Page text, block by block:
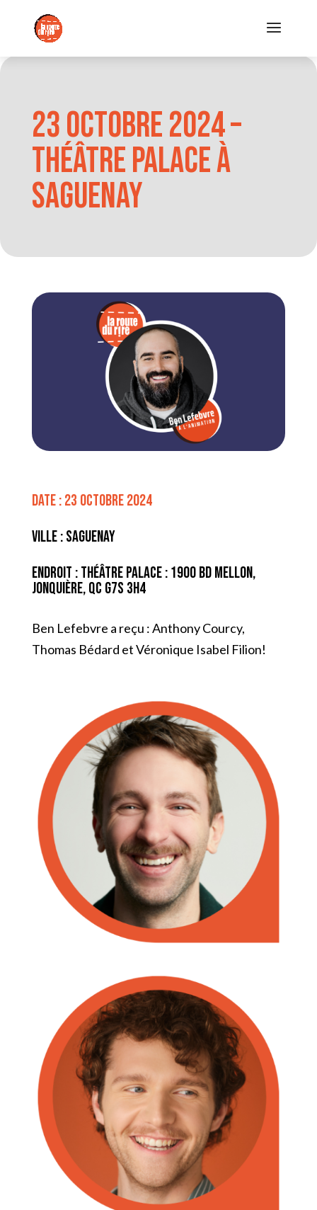
23 octobre 2024 –
Théâtre Palace à
Saguenay
Date : 23 octobre 2024
Ville : Saguenay
Endroit : Théâtre Palace : 1900 Bd Mellon,
Jonquière, QC G7S 3H4
Ben Lefebvre a reçu : Anthony Courcy,
Thomas Bédard et Véronique Isabel Filion!